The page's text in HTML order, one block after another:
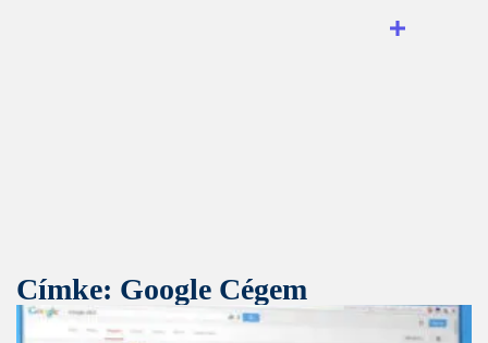
Címke: Google Cégem